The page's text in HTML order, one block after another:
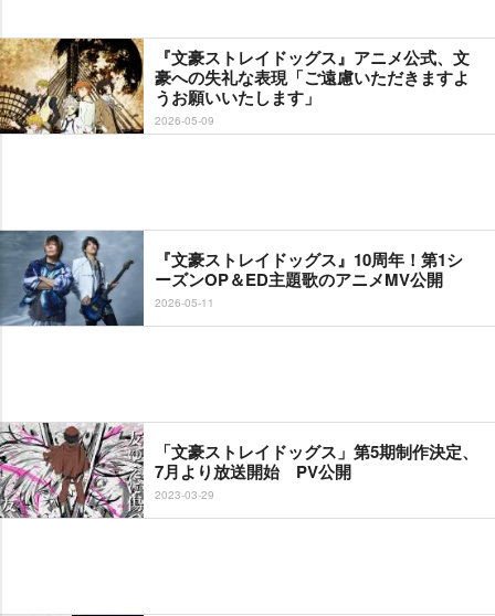
『文豪ストレイドッグス』アニメ公式、文
豪への失礼な表現「ご遠慮いただきますよ
うお願いいたします」
2026-05-09
『文豪ストレイドッグス』10周年！第1シ
ーズンOP＆ED主題歌のアニメMV公開
2026-05-11
「文豪ストレイドッグス」第5期制作決定、
7月より放送開始 PV公開
2023-03-29